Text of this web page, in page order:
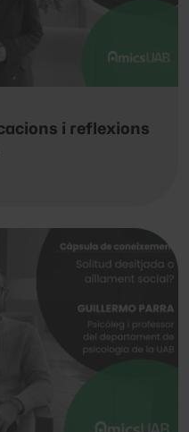
i reflexions